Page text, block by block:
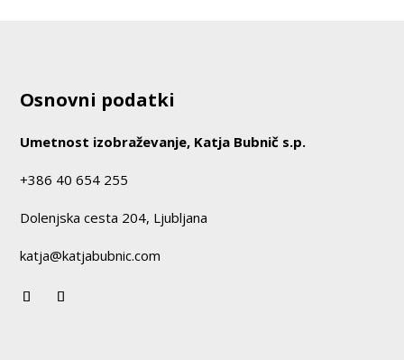
Osnovni podatki
Umetnost izobraževanje, Katja Bubnič s.p.
+386 40 654 255
Dolenjska cesta 204, Ljubljana
katja@katjabubnic.com